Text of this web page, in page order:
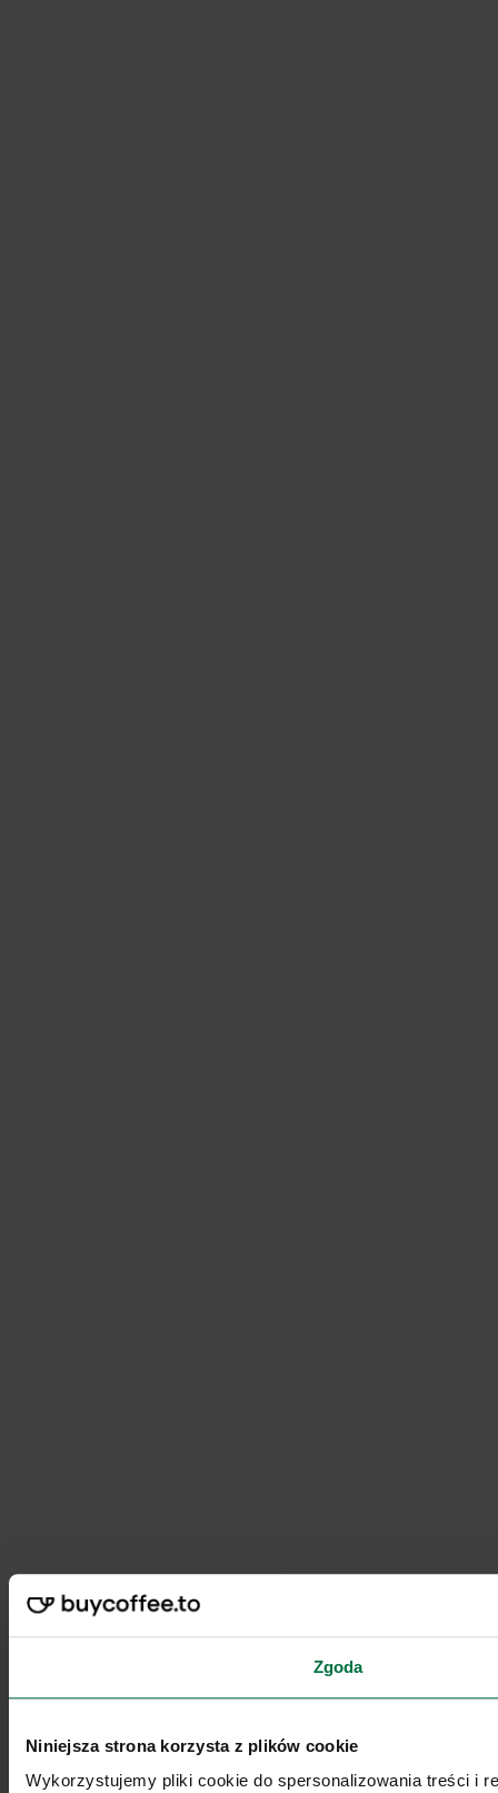
Zgoda
Niniejsza strona korzysta z plików cookie
Wykorzystujemy pliki cookie do spersonalizowania treści i